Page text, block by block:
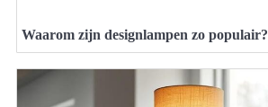
Waarom zijn designlampen zo populair?